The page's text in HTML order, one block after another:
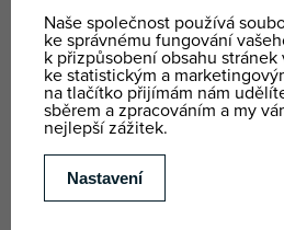
V případěfiremních akcí
doplnit o velké množství
neobvyklých
Na požádání Vám rádi